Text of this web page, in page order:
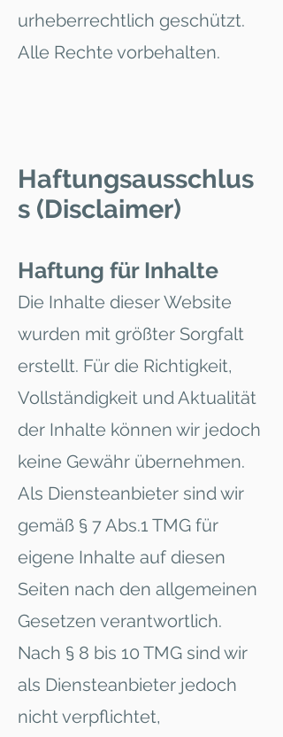
urheberrechtlich geschützt.
Alle Rechte vorbehalten.
Haftungsausschlus
s (Disclaimer)
Haftung für Inhalte
Die Inhalte dieser Website
wurden mit größter Sorgfalt
erstellt. Für die Richtigkeit,
Vollständigkeit und Aktualität
der Inhalte können wir jedoch
keine Gewähr übernehmen.
Als Diensteanbieter sind wir
gemäß § 7 Abs.1 TMG für
eigene Inhalte auf diesen
Seiten nach den allgemeinen
Gesetzen verantwortlich.
Nach § 8 bis 10 TMG sind wir
als Diensteanbieter jedoch
nicht verpflichtet,